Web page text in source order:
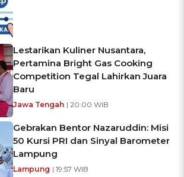
Lestarikan Kuliner Nusantara,
Pertamina Bright Gas Cooking
Competition Tegal Lahirkan Juara
Baru
Jawa Tengah | 20:00 WIB
Gebrakan Bentor Nazaruddin: Misi
50 Kursi PRI dan Sinyal Barometer
Lampung
Lampung | 19:57 WIB